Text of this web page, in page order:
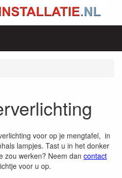
voor op je mengtafel, in
lampjes. Tast u in het donker
zou werken? Neem dan contact
voor u op.